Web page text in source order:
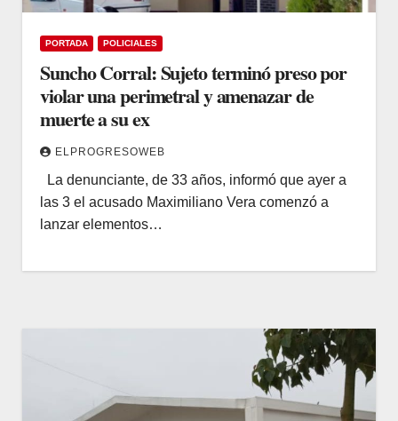
PORTADA POLICIALES
Suncho Corral: Sujeto terminó preso por
violar una perimetral y amenazar de
muerte a su ex
ELPROGRESOWEB
La denunciante, de 33 años, informó que ayer a
las 3 el acusado Maximiliano Vera comenzó a
lanzar elementos…